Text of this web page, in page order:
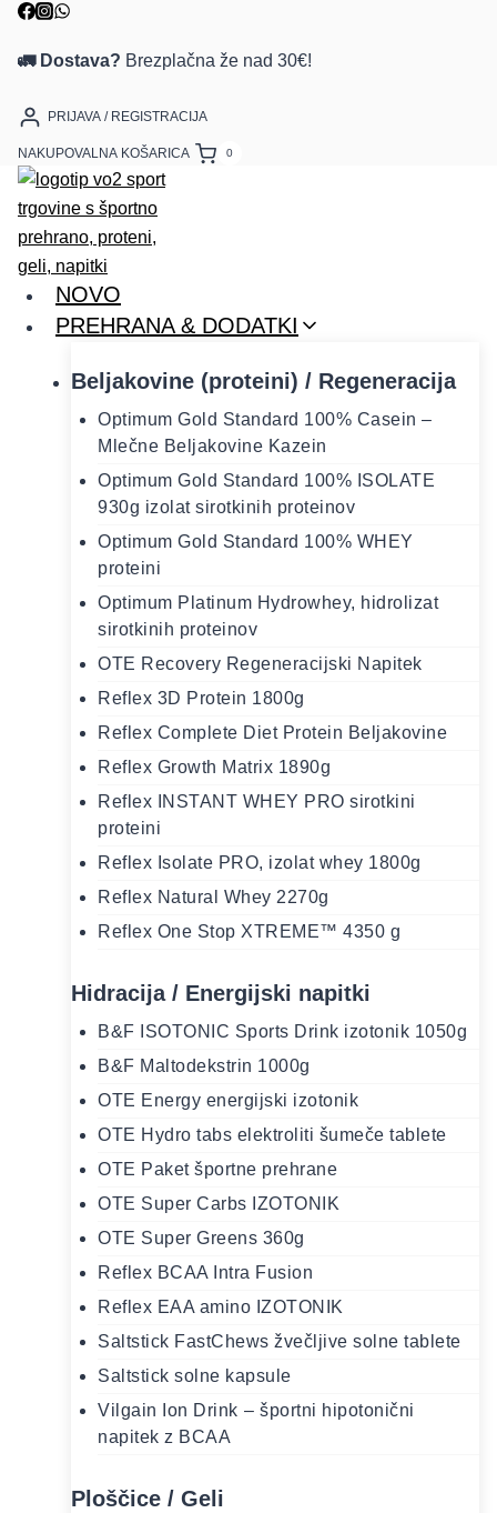
Skip
content
🚛 Dostava? Brezplačna že nad 30€!
PRIJAVA / REGISTRACIJA
NAKUPOVALNA KOŠARICA 0
NOVO
PREHRANA & DODATKI
Beljakovine (proteini) / Regeneracija
Optimum Gold Standard 100% Casein –
Mlečne Beljakovine Kazein
Optimum Gold Standard 100% ISOLATE
930g izolat sirotkinih proteinov
Optimum Gold Standard 100% WHEY
proteini
Optimum Platinum Hydrowhey, hidrolizat
sirotkinih proteinov
OTE Recovery Regeneracijski Napitek
Reflex 3D Protein 1800g
Reflex Complete Diet Protein Beljakovine
Reflex Growth Matrix 1890g
Reflex INSTANT WHEY PRO sirotkini
proteini
Reflex Isolate PRO, izolat whey 1800g
Reflex Natural Whey 2270g
Reflex One Stop XTREME™ 4350 g
Hidracija / Energijski napitki
B&F ISOTONIC Sports Drink izotonik 1050g
B&F Maltodekstrin 1000g
OTE Energy energijski izotonik
OTE Hydro tabs elektroliti šumeče tablete
OTE Paket športne prehrane
OTE Super Carbs IZOTONIK
OTE Super Greens 360g
Reflex BCAA Intra Fusion
Reflex EAA amino IZOTONIK
Saltstick FastChews žvečljive solne tablete
Saltstick solne kapsule
Vilgain Ion Drink ⁠–⁠ športni hipotonični
napitek z BCAA
Ploščice / Geli